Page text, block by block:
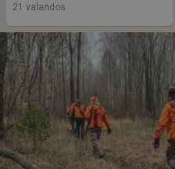
21 valandos